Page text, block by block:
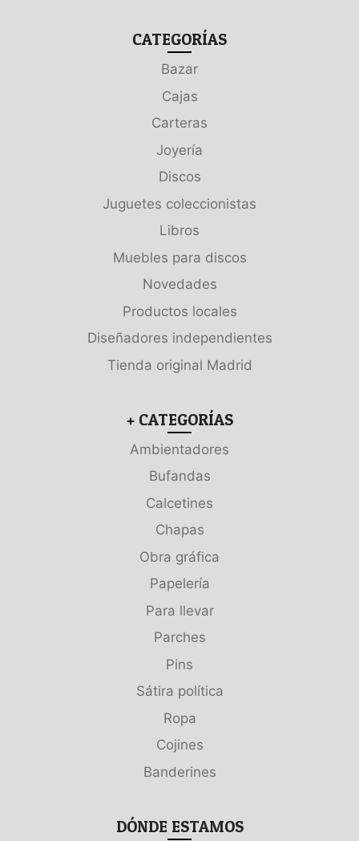
CATEGORÍAS
Bazar
Cajas
Carteras
Joyería
Discos
Juguetes coleccionistas
Libros
Muebles para discos
Novedades
Productos locales
Diseñadores independientes
Tienda original Madrid
+ CATEGORÍAS
Ambientadores
Bufandas
Calcetines
Chapas
Obra gráfica
Papelería
Para llevar
Parches
Pins
Sátira política
Ropa
Cojines
Banderines
DÓNDE ESTAMOS